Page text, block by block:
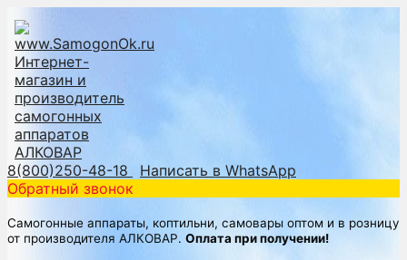
8(800)250-48-18
Написать в WhatsApp
Обратный звонок
Самогонные аппараты, коптильни, самовары оптом и в розницу
от производителя АЛКОВАР. Оплата при получении!